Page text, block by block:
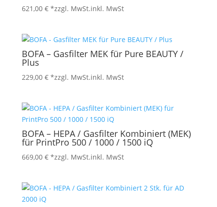
621,00 € *zzgl. MwSt.inkl. MwSt
BOFA – Gasfilter MEK für Pure BEAUTY /
Plus
229,00 € *zzgl. MwSt.inkl. MwSt
BOFA – HEPA / Gasfilter Kombiniert (MEK)
für PrintPro 500 / 1000 / 1500 iQ
669,00 € *zzgl. MwSt.inkl. MwSt